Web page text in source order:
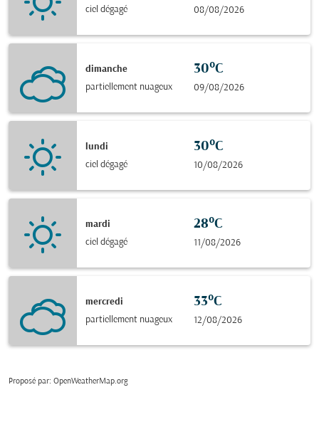
ciel dégagé
08/08/2026
dimanche
partiellement nuageux
30°C
09/08/2026
lundi
ciel dégagé
30°C
10/08/2026
mardi
ciel dégagé
28°C
11/08/2026
mercredi
partiellement nuageux
33°C
12/08/2026
Proposé par: OpenWeatherMap.org